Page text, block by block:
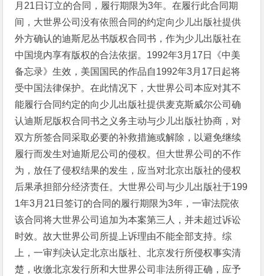
月21日订立的合同，履行期限为3年。在履行此合同期
间，大世界公司没有依照合同的约定向少儿出版社提供
外方确认的迪斯尼丛书版权合同书，作为少儿出版社在
中国境内享有版权的合法依据。1992年3月17日《中美
备忘录》生效，美国国民的作品自1992年3月17日起将
受中国法律保护。在此情况下，大世界公司本应对其不
能履行合同约定的向少儿出版社提供麦克斯威尔公司确
认迪斯尼版权合同书之义务主动与少儿出版社协商，对
双方所签合同采取必要的补救措施或解除，以避免继续
履行而发生对迪斯尼公司的侵权。但大世界公司的不作
为，放任了侵权结果的发生，应当对北京出版社的侵权
后果承担部分经济责任。大世界公司与少儿出版社于199
1年3月21日签订的合同的履行期限为3年，一审法院依
该合同将大世界公司追加为本案第三人，并未超过诉讼
时效。故大世界公司所提上诉理由不能全部支持。综
上，一审判决认定北京出版社、北京发行所侵权事实清
楚，收缴北京发行所和大世界公司非法所得正确，应予